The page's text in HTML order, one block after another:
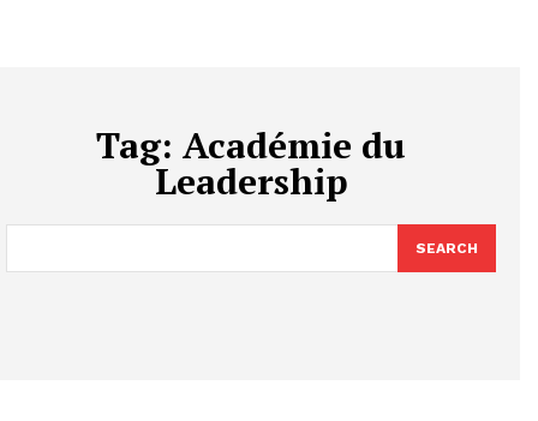
Tag: Académie du
Leadership
SEARCH